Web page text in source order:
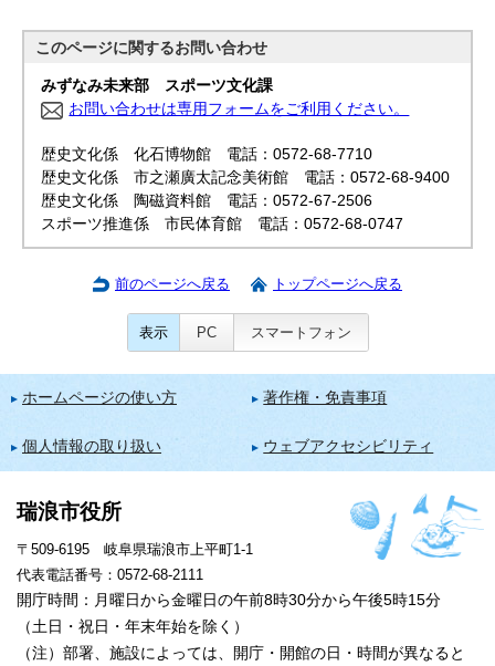
このページに関するお問い合わせ
みずなみ未来部 スポーツ文化課
お問い合わせは専用フォームをご利用ください。
歴史文化係 化石博物館 電話：0572-68-7710
歴史文化係 市之瀬廣太記念美術館 電話：0572-68-9400
歴史文化係 陶磁資料館 電話：0572-67-2506
スポーツ推進係 市民体育館 電話：0572-68-0747
前のページへ戻る トップページへ戻る
表示 PC スマートフォン
ホームページの使い方 著作権・免責事項
個人情報の取り扱い ウェブアクセシビリティ
瑞浪市役所
〒509-6195 岐阜県瑞浪市上平町1-1
代表電話番号：0572-68-2111
開庁時間：月曜日から金曜日の午前8時30分から午後5時15分
（土日・祝日・年末年始を除く）
（注）部署、施設によっては、開庁・開館の日・時間が異なると